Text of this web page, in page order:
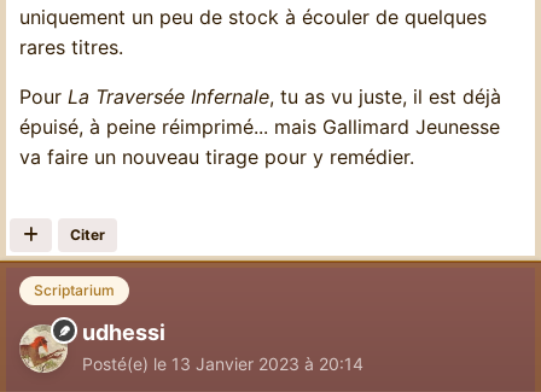
uniquement un peu de stock à écouler de quelques
rares titres.
Pour La Traversée Infernale, tu as vu juste, il est déjà
épuisé, à peine réimprimé... mais Gallimard Jeunesse
va faire un nouveau tirage pour y remédier.
Citer
Scriptarium
udhessi
Posté(e) le 13 Janvier 2023 à 20:14